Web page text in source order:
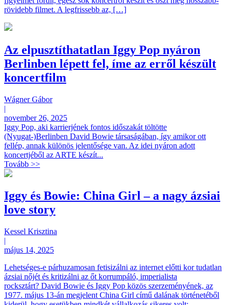
rövidebb filmet. A legfrissebb az, […]
Az elpusztíthatatlan Iggy Pop nyáron
Berlinben lépett fel, íme az erről készült
koncertfilm
Wágner Gábor
|
november 26, 2025
Iggy Pop, aki karrierjének fontos időszakát töltötte
(Nyugat-)Berlinben David Bowie társaságában, így amikor ott
fellép, annak különös jelentősége van. Az idei nyáron adott
koncertjéből az ARTE készít...
Tovább >>
Iggy és Bowie: China Girl – a nagy ázsiai
love story
Kessel Krisztina
|
május 14, 2025
Lehetséges-e párhuzamosan fetisizálni az internet előtti kor tudatlan
ázsiai nőjét és kritizálni az őt korrumpáló, imperialista
rocksztárt? David Bowie és Iggy Pop közös szerzeményének, az
1977. május 13-án megjelent China Girl című dalának történetéből